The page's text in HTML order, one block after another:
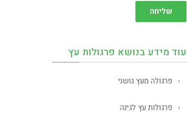
שליחה
עוד מידע בנושא פרגולות עץ
פרגולה מעץ גושני
פרגולות עץ לגינה